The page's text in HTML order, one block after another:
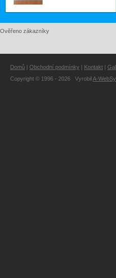
Ověřeno zákazníky
Domů | Obchodní podmínky | Kontakt |
Copyright © 1996 - 2026 VyrobilA-